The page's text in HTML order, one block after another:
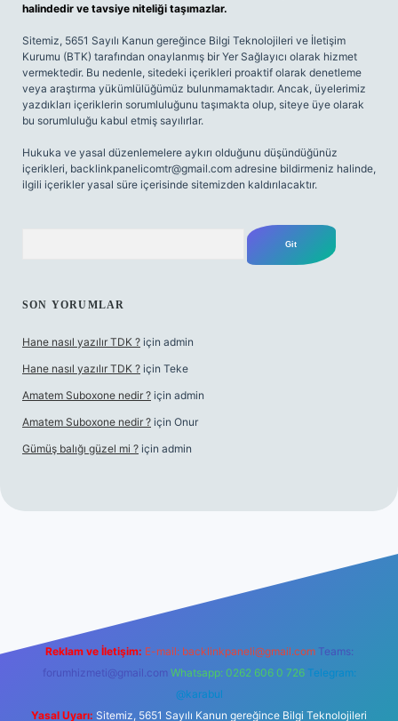
halindedir ve tavsiye niteliği taşımazlar.
Sitemiz, 5651 Sayılı Kanun gereğince Bilgi Teknolojileri ve İletişim
Kurumu (BTK) tarafından onaylanmış bir Yer Sağlayıcı olarak hizmet
vermektedir. Bu nedenle, sitedeki içerikleri proaktif olarak denetleme
veya araştırma yükümlülüğümüz bulunmamaktadır. Ancak, üyelerimiz
yazdıkları içeriklerin sorumluluğunu taşımakta olup, siteye üye olarak
bu sorumluluğu kabul etmiş sayılırlar.
Hukuka ve yasal düzenlemelere aykırı olduğunu düşündüğünüz
içerikleri, backlinkpanelicomtr@gmail.com adresine bildirmeniz halinde,
ilgili içerikler yasal süre içerisinde sitemizden kaldırılacaktır.
SON YORUMLAR
Hane nasıl yazılır TDK ? için admin
Hane nasıl yazılır TDK ? için Teke
Amatem Suboxone nedir ? için admin
Amatem Suboxone nedir ? için Onur
Gümüş balığı güzel mi ? için admin
Reklam ve İletişim: E-mail: backlinkpaneli@gmail.com Teams:
forumhizmeti@gmail.com Whatsapp: 0262 606 0 726 Telegram:
@karabul
Yasal Uyarı: Sitemiz, 5651 Sayılı Kanun gereğince Bilgi Teknolojileri